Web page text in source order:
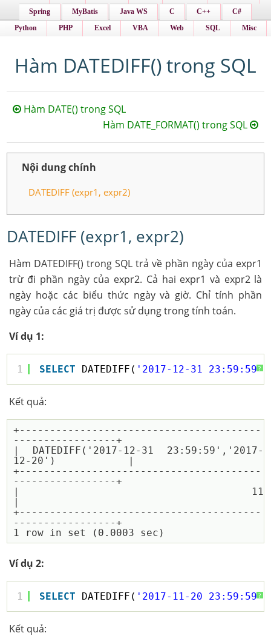
Spring
MyBatis Java WS C C++
C#
Python
PHP Excel VBA Web SQL Misc
Hàm DATEDIFF() trong SQL
Hàm DATE() trong SQL
Hàm DATE_FORMAT() trong SQL
Nội dung chính
DATEDIFF (expr1, expr2)
DATEDIFF (expr1, expr2)
Hàm DATEDIFF() trong SQL trả về phần ngày của expr1
trừ đi phần ngày của expr2. Cả hai expr1 và expr2 là
ngày hoặc các biểu thức ngày và giờ. Chỉ tính phần
ngày của các giá trị được sử dụng trong tính toán.
Ví dụ 1:
?
1 SELECT DATEDIFF( '2017-12-31 23:59:59'
Kết quả:
+----------------------------------------
-----------------+
| DATEDIFF('2017-12-31 23:59:59','2017-
12-20')            |
+----------------------------------------
-----------------+
| 11
|
+----------------------------------------
-----------------+
Ví dụ 2:
?
1 SELECT DATEDIFF( '2017-11-20 23:59:59'
Kết quả: